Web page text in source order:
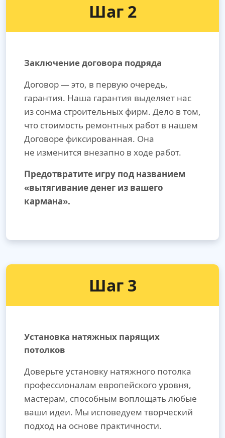
Шаг 2
Заключение договора подряда
Договор — это, в первую очередь,
гарантия. Наша гарантия выделяет нас
из сонма строительных фирм. Дело в том,
что стоимость ремонтных работ в нашем
Договоре фиксированная. Она
не изменится внезапно в ходе работ.
Предотвратите игру под названием
«вытягивание денег из вашего
кармана».
Шаг 3
Установка натяжных парящих
потолков
Доверьте установку натяжного потолка
профессионалам европейского уровня,
мастерам, способным воплощать любые
ваши идеи. Мы исповедуем творческий
подход на основе практичности.